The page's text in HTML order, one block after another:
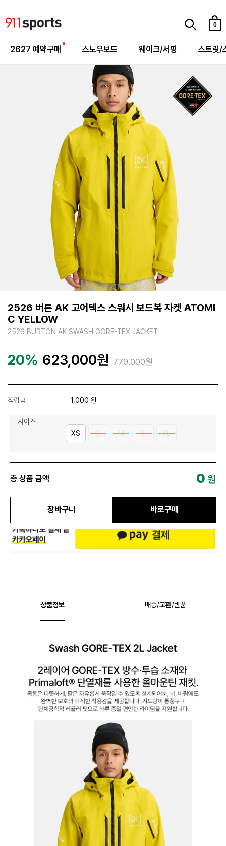
0
2627 예약구매 스노우보드 웨이크/서핑 스트릿/
2526 버튼 AK 고어텍스 스워시 보드복 자켓 ATOMI
C YELLOW
2526 BURTON AK SWASH GORE-TEX JACKET
20% 623,000원 779,000원
적립금 1,000 원
사이즈
XS
S M L XL
총 상품 금액 0 원
장바구니 바로구매
상품정보 배송/교환/반품